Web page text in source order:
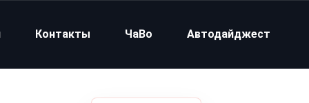
Контакты ЧаВо Автодайджест